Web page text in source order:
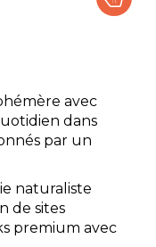
avec
dans
par un
naturaliste
de sites
premium avec